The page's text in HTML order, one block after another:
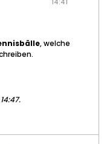
14:41
, welche
.